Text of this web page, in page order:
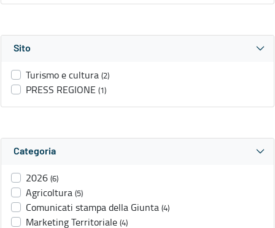
Sito
Turismo e cultura (2)
PRESS REGIONE (1)
Categoria
2026 (6)
Agricoltura (5)
Comunicati stampa della Giunta (4)
Marketing Territoriale (4)